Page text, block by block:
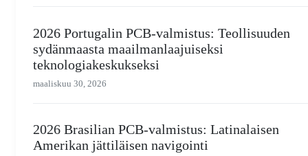
2026 Portugalin PCB-valmistus: Teollisuuden
sydänmaasta maailmanlaajuiseksi
teknologiakeskukseksi
maaliskuu 30, 2026
2026 Brasilian PCB-valmistus: Latinalaisen
Amerikan jättiläisen navigointi